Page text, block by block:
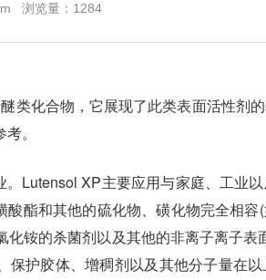
浏览量：1284
类化合物，它展现了此类表面活性剂
。
Lutensol XP主要应用与家庭、工业
酯和其他的硫化物、磺化物完全相
铵的杀菌剂以及其他的非离子离子表
护胶体、增稠剂以及其他分子量在